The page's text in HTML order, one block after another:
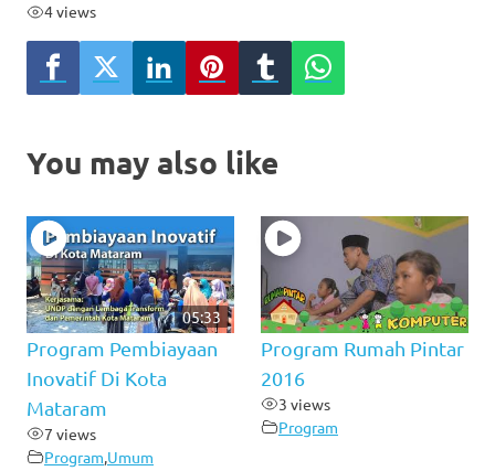
4 views
You may also like
05:33
Program Pembiayaan
Inovatif Di Kota
Mataram
7 views
Program,Umum
Program Rumah Pintar
2016
3 views
Program